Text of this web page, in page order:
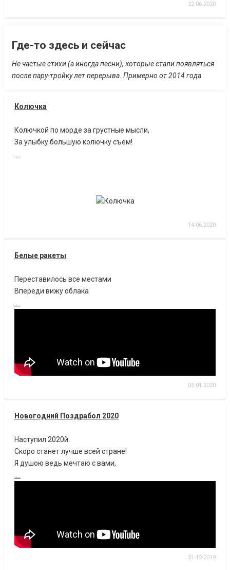
22.06.2020
Где-то здесь и сейчас
Не частые стихи (а иногда песни), которые стали появляться
после пару-тройку лет перерыва. Примерно от 2014 года
Колючка
Колючкой по морде за грустные мысли,
За улыбку большую колючку съем!
14.06.2020
Белые ракеты
Переставилось все местами
Впереди вижу облака
05.01.2020
Новогодний Поздрабол 2020
Наступил 2020й.
Скоро станет лучше всей стране!
Я душою ведь мечтаю с вами,
31-12-2019